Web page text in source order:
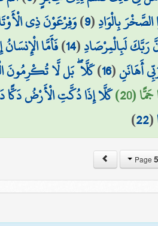
بِالْوَادِ(
9
)وَفِرْعَوْنَ ذِي
رَبَّكَ لَبِالْمِرْصَادِ(
14
)فَأَمَّا
أَهَانَنِ(
16
)كَلَّا ۖ بَل لَّا تُكْرِمُونَ
(20) كَلَّا إِذَا دُكَّتِ الْأَرْضُ دَكًّا
(
22
)